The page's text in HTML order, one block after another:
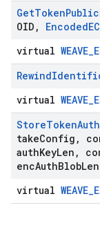
GetTokenPublic
OID , Encoded
virtual
Rewind
virtual
StoreTokenAuth
takeConfig ,
authKeyLen ,
encAuthBlob
virtual